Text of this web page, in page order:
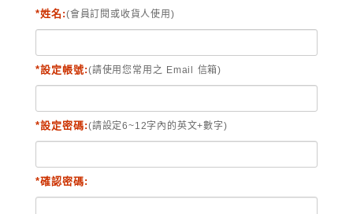
*姓名:(會員訂閱或收貨人使用)
*設定帳號:(請使用您常用之 Email 信箱)
*設定密碼:(請設定6~12字內的英文+數字)
*確認密碼: